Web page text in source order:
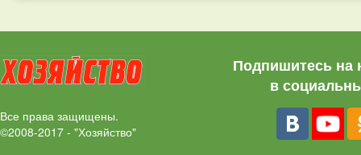
Все права защищены.
©2008-2017 - "Хозяйство"
Подпишитесь на
в